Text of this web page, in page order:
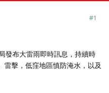
#1
發布大雷雨即時訊息，持續時
擊，低窪地區慎防淹水，以及